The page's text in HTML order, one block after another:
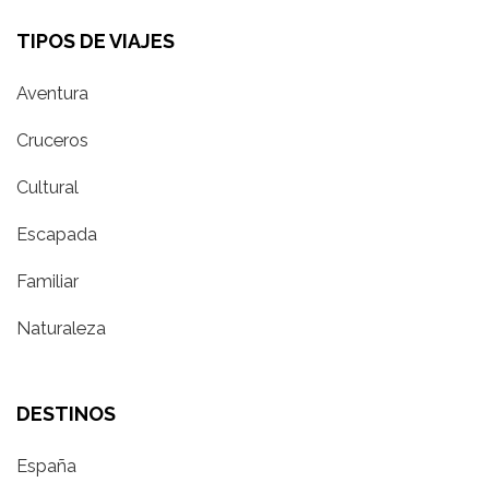
TIPOS DE VIAJES
Aventura
Cruceros
Cultural
Escapada
Familiar
Naturaleza
DESTINOS
España